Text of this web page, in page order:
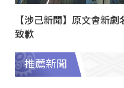
【涉己新聞】原文會新
致歉
推薦新聞